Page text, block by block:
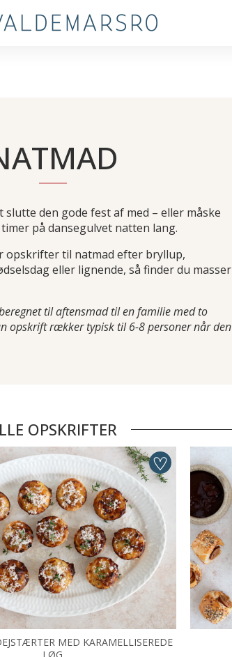
den gode fest af med – eller måske
på dansegulvet natten lang.
opskrifter til natmad efter bryllup,
eller lignende, så finder du masser
til aftensmad til en familie med to
opskrift rækker typisk til 6-8 personer når den
OPSKRIFTER
MED KARAMELLISEREDE